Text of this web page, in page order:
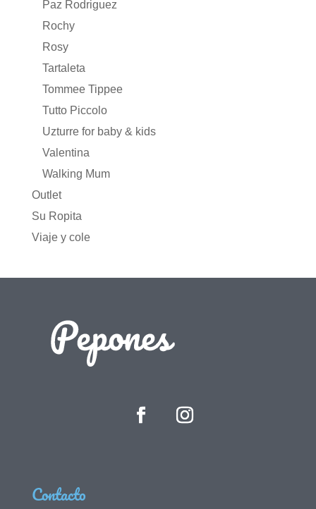
Paz Rodriguez
Rochy
Rosy
Tartaleta
Tommee Tippee
Tutto Piccolo
Uzturre for baby & kids
Valentina
Walking Mum
Outlet
Su Ropita
Viaje y cole
Contacto